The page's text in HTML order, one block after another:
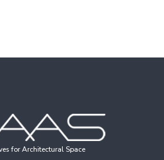
for Architectural Space